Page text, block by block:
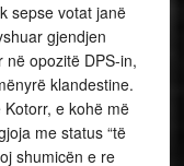
sepse votat janë
gjendjen
opozitë DPS-in,
klandestine.
e kohë më
me status “të
shumicën e re